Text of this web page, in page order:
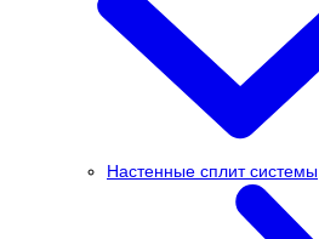
Настенные сплит системы